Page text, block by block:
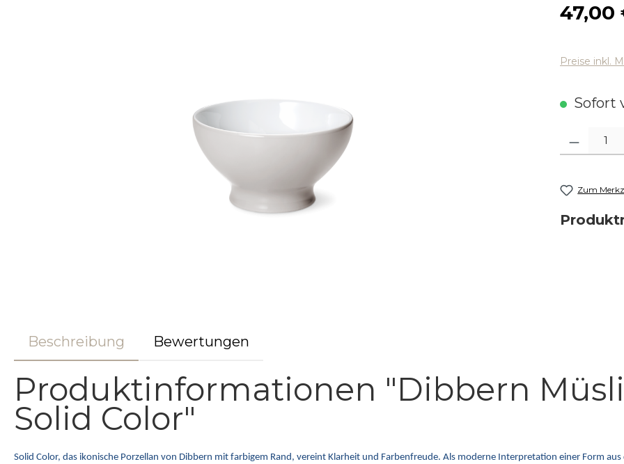
47,00
Preise inkl.
Sofort
Produkt
Zum
Beschreibung Bewertungen
Produktinformationen "Dibbern
Solid Color"
Solid Color, das ikonische Porzellan von Dibbern mit farbigem Rand, vereint Klarheit und Farbenfreude. Als moderne Interpretation einer Form